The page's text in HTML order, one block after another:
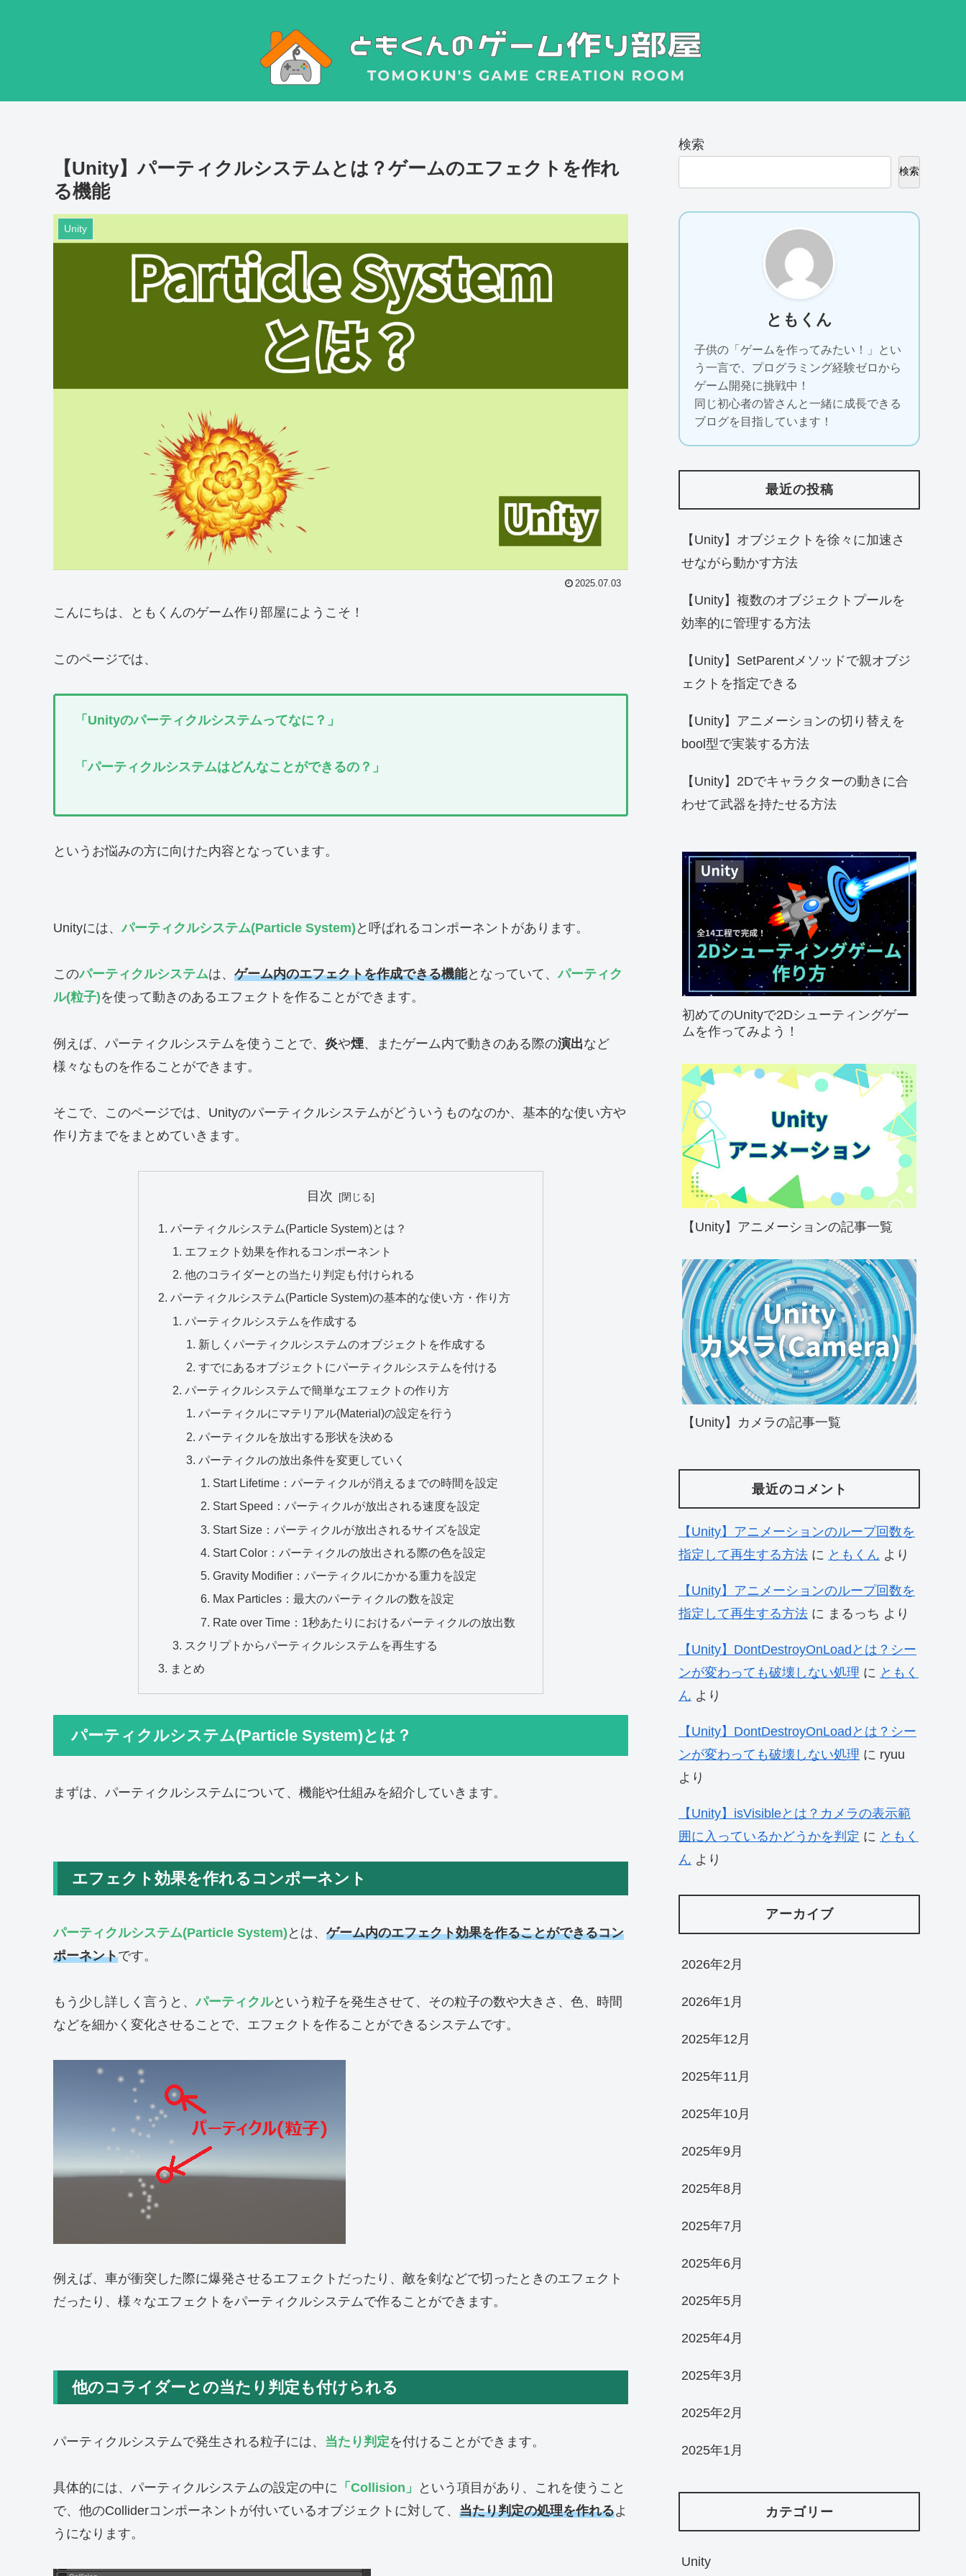
【Unity】パーティクルシステムとは？ゲームのエフェクトを作れ
る機能
Unity
2025.07.03
こんにちは、ともくんのゲーム作り部屋にようこそ！
このページでは、
「Unityのパーティクルシステムってなに？」
「パーティクルシステムはどんなことができるの？」
というお悩みの方に向けた内容となっています。
Unityには、パーティクルシステム(Particle System) と呼ばれるコンポーネントがあります。
このパーティクルシステムは、 ゲーム内のエフェクトを作成できる機能となっていて、パーティク
ル(粒子)を使って動きのあるエフェクトを作ることができます。
例えば、パーティクルシステムを使うことで、 炎や煙、またゲーム内で動きのある際の演出など
様々なものを作ることができます。
そこで、このページでは、Unityのパーティクルシステムがどういうものなのか、基本的な使い方や
作り方までをまとめていきます。
目次
パーティクルシステム(Particle System)とは？
エフェクト効果を作れるコンポーネント
他のコライダーとの当たり判定も付けられる
パーティクルシステム(Particle System)の基本的な使い方・作り方
パーティクルシステムを作成する
新しくパーティクルシステムのオブジェクトを作成する
すでにあるオブジェクトにパーティクルシステムを付ける
パーティクルシステムで簡単なエフェクトの作り方
パーティクルにマテリアル(Material)の設定を行う
パーティクルを放出する形状を決める
パーティクルの放出条件を変更していく
Start Lifetime：パーティクルが消えるまでの時間を設定
Start Speed：パーティクルが放出される速度を設定
Start Size：パーティクルが放出されるサイズを設定
Start Color：パーティクルの放出される際の色を設定
Gravity Modifier：パーティクルにかかる重力を設定
Max Particles：最大のパーティクルの数を設定
Rate over Time：1秒あたりにおけるパーティクルの放出数
スクリプトからパーティクルシステムを再生する
まとめ
パーティクルシステム(Particle System)とは？
まずは、パーティクルシステムについて、機能や仕組みを紹介していきます。
エフェクト効果を作れるコンポーネント
パーティクルシステム(Particle System) とは、 ゲーム内のエフェクト効果を作ることができるコン
ポーネントです。
もう少し詳しく言うと、パーティクルという粒子を発生させて、その粒子の数や大きさ、色、時間
などを細かく変化させることで、エフェクトを作ることができるシステムです。
例えば、車が衝突した際に爆発させるエフェクトだったり、敵を剣などで切ったときのエフェクト
だったり、様々なエフェクトをパーティクルシステムで作ることができます。
他のコライダーとの当たり判定も付けられる
パーティクルシステムで発生される粒子には、 当たり判定を付けることができます。
具体的には、パーティクルシステムの設定の中に 「Collision」
という項目があり、これを使うこと
で、他のColliderコンポーネントが付いているオブジェクトに対して、 当たり判定の処理を作れるよ
うになります。
検索
検索
ともくん
子供の「ゲームを作ってみたい！」とい
う一言で、プログラミング経験ゼロから
ゲーム開発に挑戦中！
同じ初心者の皆さんと一緒に成長できる
ブログを目指しています！
最近の投稿
【Unity】オブジェクトを徐々に加速さ
せながら動かす方法
【Unity】複数のオブジェクトプールを
効率的に管理する方法
【Unity】SetParentメソッドで親オブジ
ェクトを指定できる
【Unity】アニメーションの切り替えを
bool型で実装する方法
【Unity】2Dでキャラクターの動きに合
わせて武器を持たせる方法
初めてのUnityで2Dシューティングゲー
ムを作ってみよう！
【Unity】アニメーションの記事一覧
【Unity】カメラの記事一覧
最近のコメント
【Unity】アニメーションのループ回数を
指定して再生する方法 に ともくん より
【Unity】アニメーションのループ回数を
指定して再生する方法 に まるっち より
【Unity】DontDestroyOnLoadとは？シー
ンが変わっても破壊しない処理 に ともく
ん より
【Unity】DontDestroyOnLoadとは？シー
ンが変わっても破壊しない処理 に ryuu
より
【Unity】isVisibleとは？カメラの表示範
囲に入っているかどうかを判定 に ともく
ん より
アーカイブ
2026年2月
2026年1月
2025年12月
2025年11月
2025年10月
2025年9月
2025年8月
2025年7月
2025年6月
2025年5月
2025年4月
2025年3月
2025年2月
2025年1月
カテゴリー
Unity